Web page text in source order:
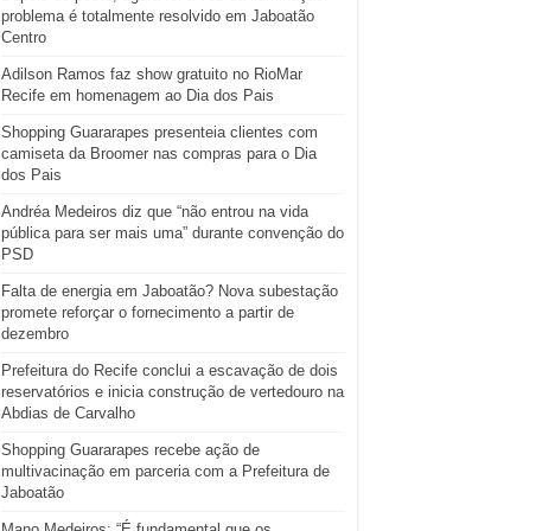
problema é totalmente resolvido em Jaboatão
Centro
Adilson Ramos faz show gratuito no RioMar
Recife em homenagem ao Dia dos Pais
Shopping Guararapes presenteia clientes com
camiseta da Broomer nas compras para o Dia
dos Pais
Andréa Medeiros diz que “não entrou na vida
pública para ser mais uma” durante convenção do
PSD
Falta de energia em Jaboatão? Nova subestação
promete reforçar o fornecimento a partir de
dezembro
Prefeitura do Recife conclui a escavação de dois
reservatórios e inicia construção de vertedouro na
Abdias de Carvalho
Shopping Guararapes recebe ação de
multivacinação em parceria com a Prefeitura de
Jaboatão